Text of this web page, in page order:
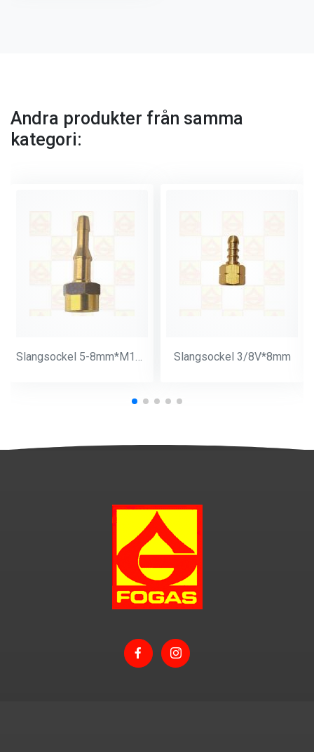
Andra produkter från samma
kategori:
Slangsockel 5-8mm*M14*1 Slangsockel 3/8V*8mm